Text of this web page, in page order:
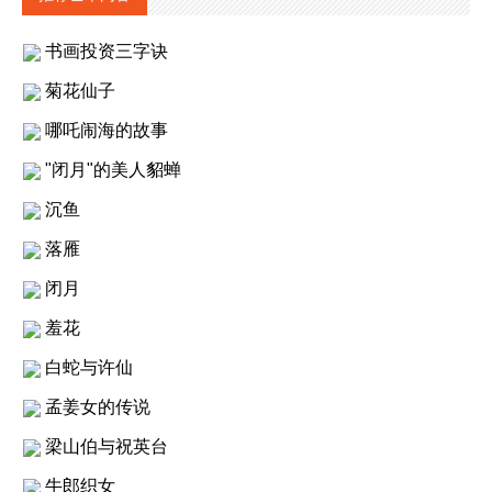
书画投资三字诀
菊花仙子
哪吒闹海的故事
"闭月"的美人貂蝉
沉鱼
落雁
闭月
羞花
白蛇与许仙
孟姜女的传说
梁山伯与祝英台
牛郎织女